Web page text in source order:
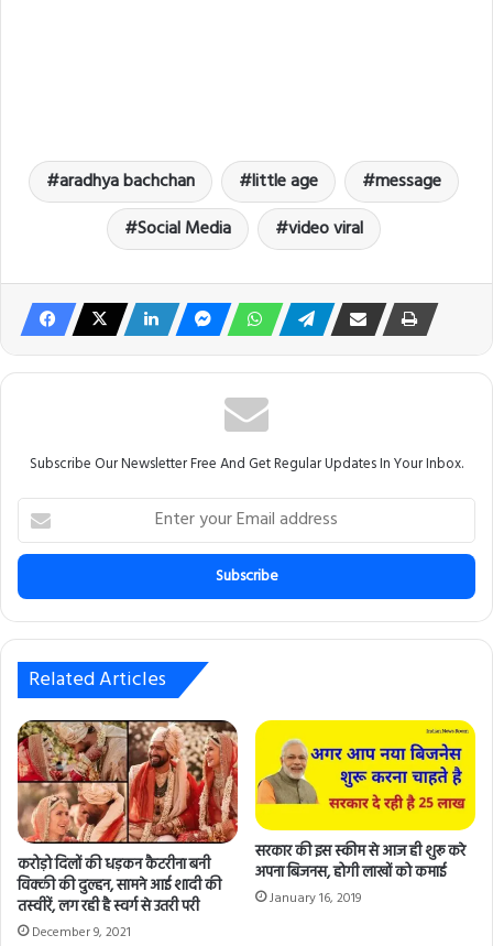
aradhya bachchan little age
message
Social Media
video viral
Subscribe Our Newsletter Free And Get Regular Updates In Your Inbox.
E
t
r
y
o
r
m
a
i
l
a
d
d
r
e
Related Articles
करोड़ो दिलों की धड़कन कैटरीना बनी
विक्की की दुल्हन, सामने आई शादी की
तस्वीरें, लग रही है स्वर्ग से उतरी परी
December 9, 2021
सरकार की इस स्कीम से आज ही शुरू करे
अपना बिजनस, होगी लाखों को कमाई
January 16, 2019